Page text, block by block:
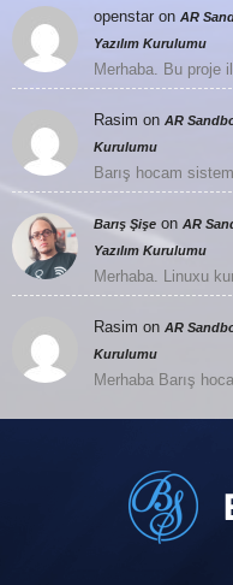
openstar on AR
Yazılım Kurulumu
Merhaba. Bu proje
Rasim on AR
Kurulumu
Barış hocam
Barış Şişe on AR
Yazılım Kurulumu
Merhaba. Linuxu
Rasim on AR
Kurulumu
Merhaba Barış